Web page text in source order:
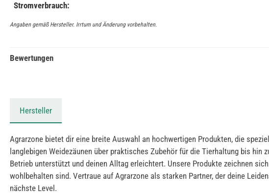
Stromverbrauch:
Angaben gemäß Hersteller. Irrtum und Änderung vorbehalten.
Bewertungen
Hersteller
Agrarzone bietet dir eine breite Auswahl an hochwertigen Produkten, die
langlebigen Weidezäunen über praktisches Zubehör für die Tierhaltung bis
Betrieb unterstützt und deinen Alltag erleichtert. Unsere Produkte zeichnen
wohlbehalten sind. Vertraue auf Agrarzone als starken Partner, der deine
nächste Level.